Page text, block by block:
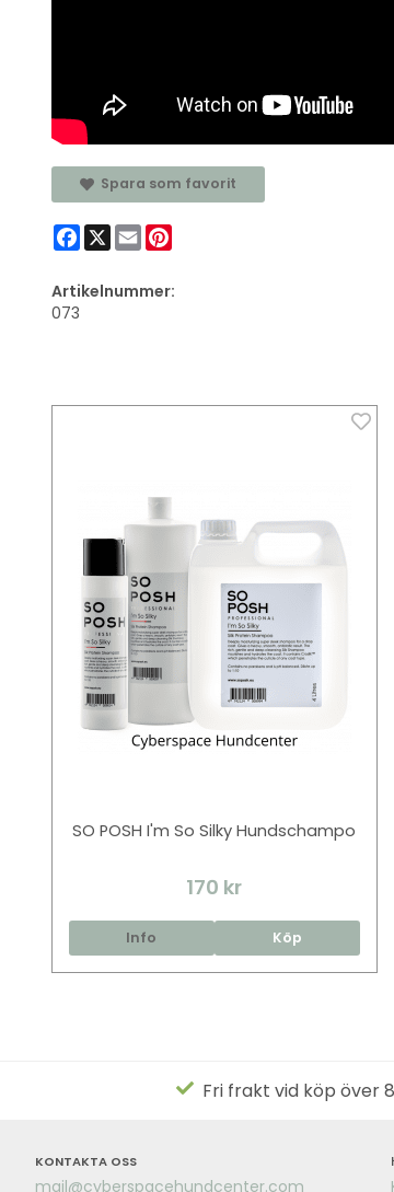
Spara som favorit
Facebook
X Email
Artikelnummer:
073
SO POSH I'm So Silky Hundschampo
170 kr
Info Köp
Fri frakt vid köp över
KONTAKTA OSS
mail@cyberspacehundcenter.com